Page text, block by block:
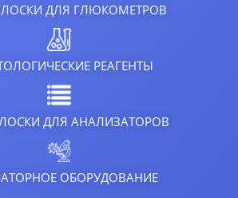
ДЛЯ ГЛЮКОМЕТРОВ
РЕАГЕНТЫ
ДЛЯ АНАЛИЗАТОРОВ
ОБОРУДОВАНИЕ